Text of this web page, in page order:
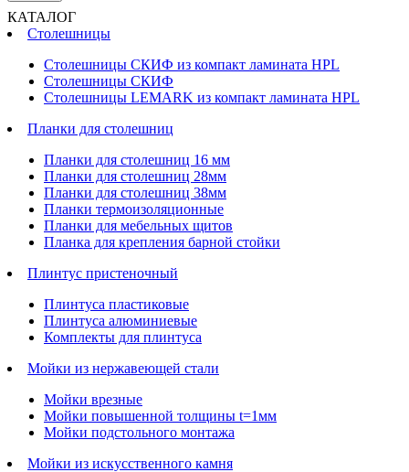
КАТАЛОГ
Столешницы
Столешницы СКИФ из компакт ламината HPL
Столешницы СКИФ
Столешницы LEMARK из компакт ламината HPL
Планки для столешниц
Планки для столешниц 16 мм
Планки для столешниц 28мм
Планки для столешниц 38мм
Планки термоизоляционные
Планки для мебельных щитов
Планка для крепления барной стойки
Плинтус пристеночный
Плинтуса пластиковые
Плинтуса алюминиевые
Комплекты для плинтуса
Мойки из нержавеющей стали
Мойки врезные
Мойки повышенной толщины t=1мм
Мойки подстольного монтажа
Мойки из искусственного камня